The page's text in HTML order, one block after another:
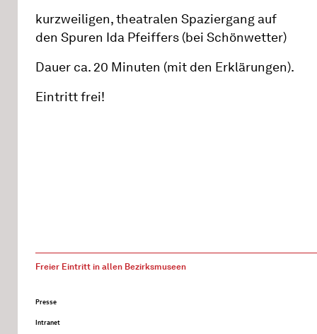
kurzweiligen, theatralen Spaziergang auf
den Spuren Ida Pfeiffers (bei Schönwetter)
Dauer ca. 20 Minuten (mit den Erklärungen).
Eintritt frei!
Freier Eintritt in allen Bezirksmuseen
Presse
Intranet